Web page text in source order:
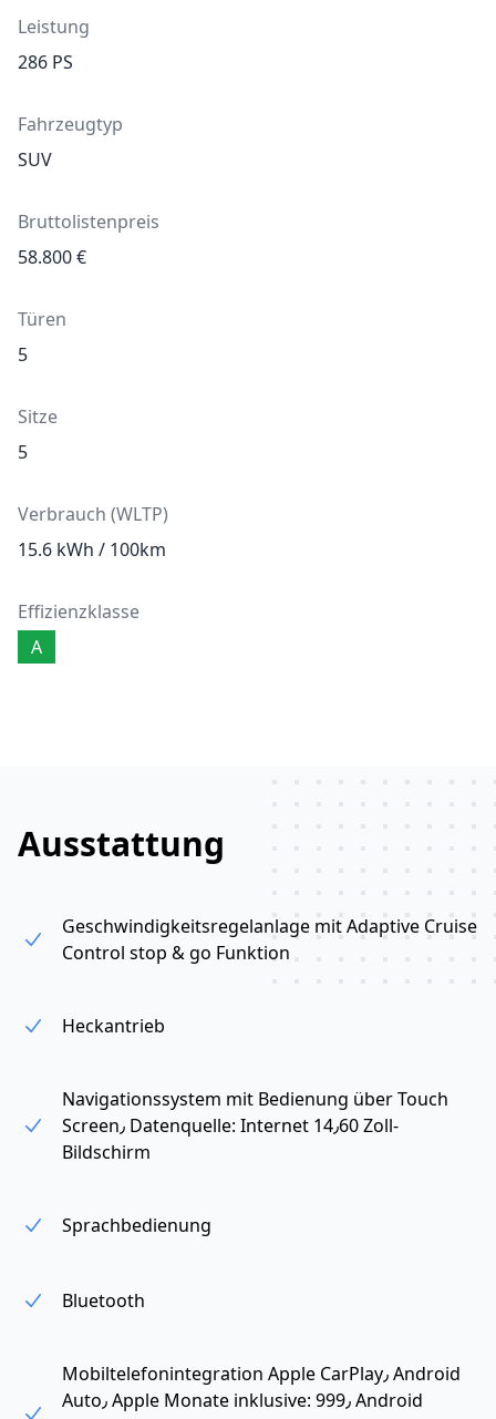
Leistung
286 PS
Fahrzeugtyp
SUV
Bruttolistenpreis
58.800€
Türen
5
Sitze
5
Verbrauch (WLTP)
15.6 kWh / 100km
Effizienzklasse
A
Ausstattung
Geschwindigkeitsregelanlage mit Adaptive Cruise
Control stop & go Funktion
Heckantrieb
Navigationssystem mit Bedienung über Touch
Screen٫ Datenquelle: Internet 14٫60 Zoll-
Bildschirm
Sprachbedienung
Bluetooth
Mobiltelefonintegration Apple CarPlay٫ Android
Auto٫ Apple Monate inklusive: 999٫ Android